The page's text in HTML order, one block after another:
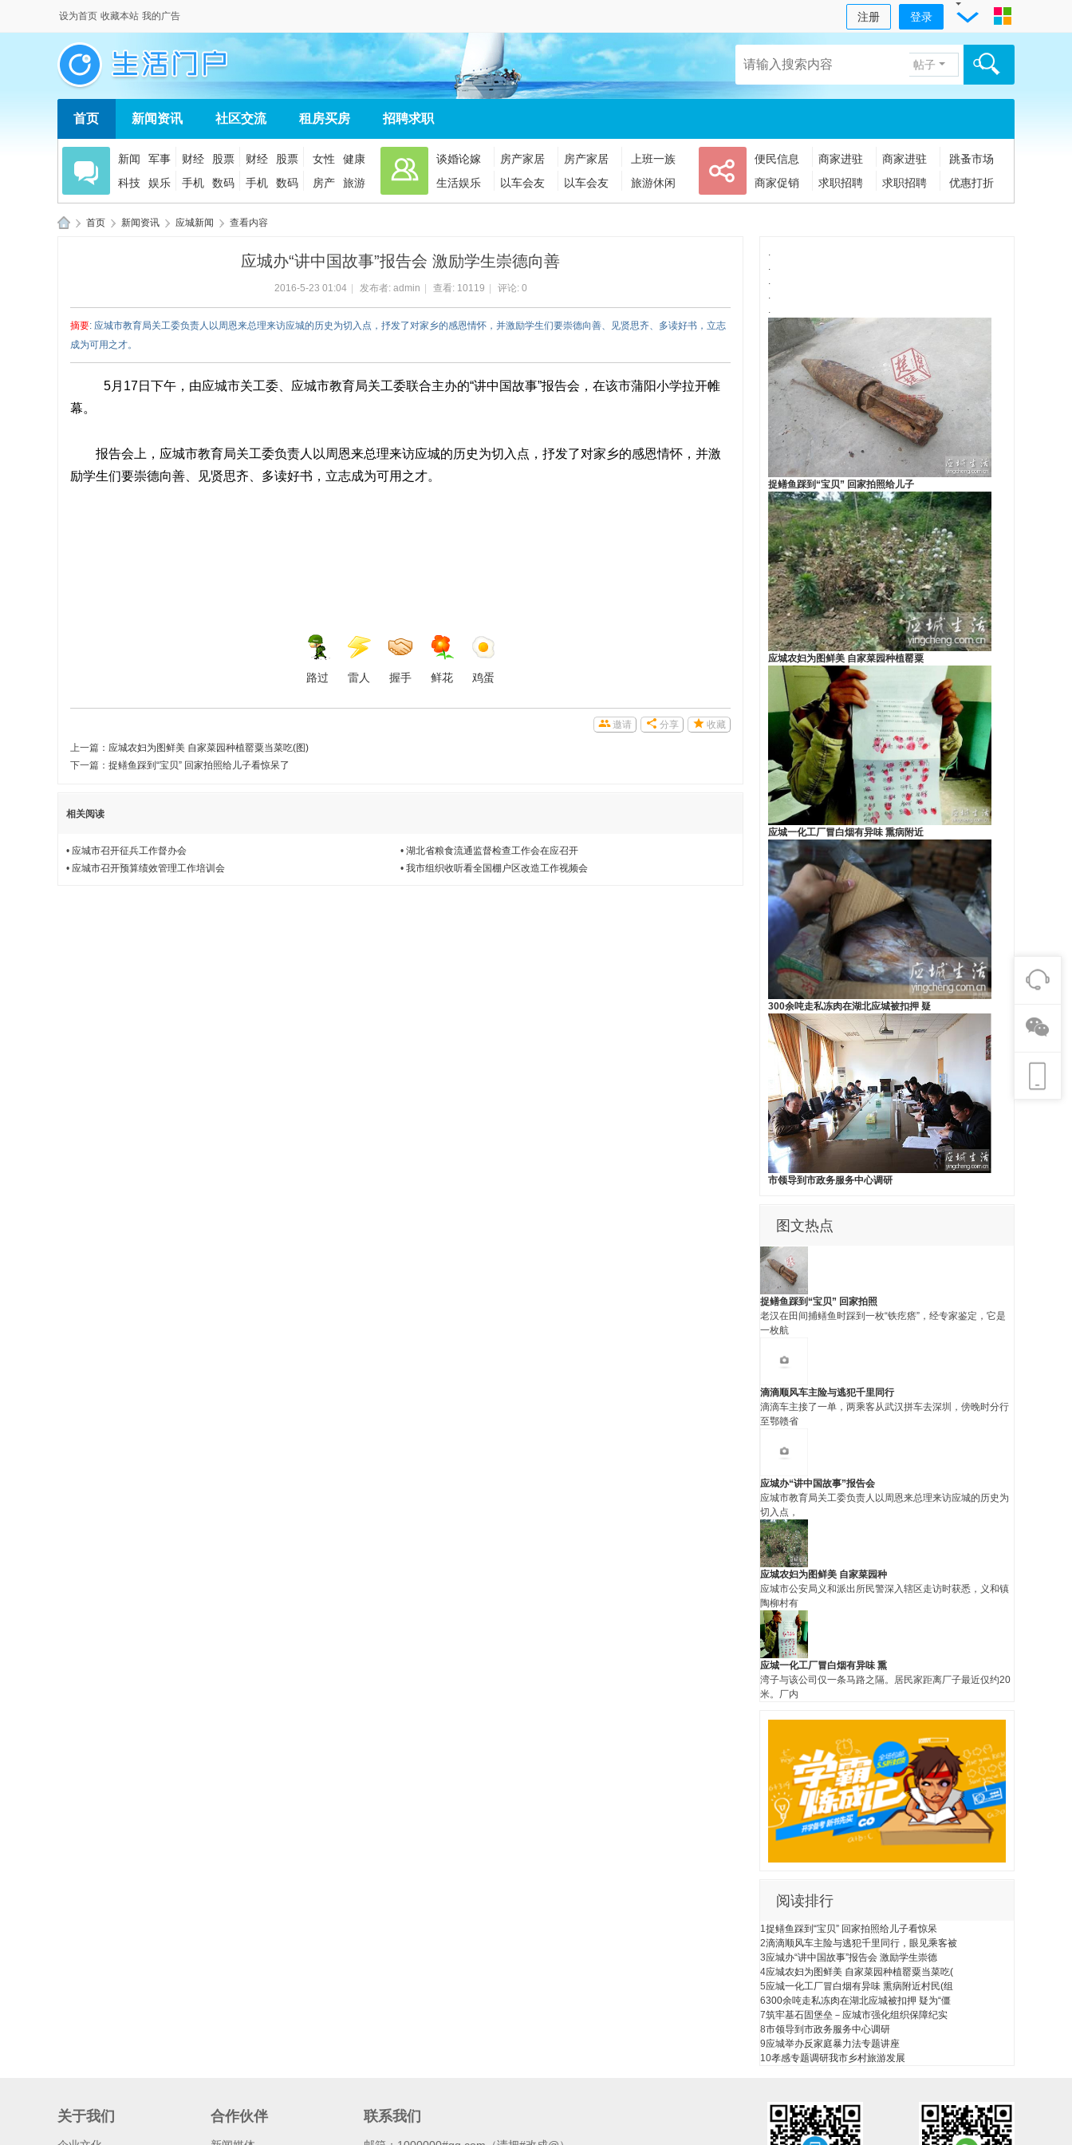
设为首页 收藏本站 我的广告 注册 登录
帖子
首页 新闻资讯 社区交流 租房买房 招聘求职
新闻 军事 财经 股票 财经 股票 女性
健康
科技
娱乐 手机 数码 手机 数码 房产 旅游
谈婚论嫁 房产家居 房产家居
上班一族
生活娱乐
以车会友 以车会友 旅游休闲
便民信息 商家进驻 商家进驻
跳蚤市场
商家促销
求职招聘 求职招聘 优惠打折
› 首页 › 新闻资讯 › 应城新闻 › 查看内容
应城办“讲中国故事”报告会 激励学生崇德向善
2016-5-23 01:04 发布者: admin 查看: 10119 评论: 0
摘要: 应城市教育局关工委负责人以周恩来总理来访应城的历史为切入点，抒发了对家乡的感恩情怀，并激励学生们要崇德向善、见贤思齐、多读好书，立志
成为可用之才。
5月17日下午，由应城市关工委、应城市教育局关工委联合主办的“讲中国故事”报告会，在该市蒲阳小学拉开帷
幕。
报告会上，应城市教育局关工委负责人以周恩来总理来访应城的历史为切入点，抒发了对家乡的感恩情怀，并激
励学生们要崇德向善、见贤思齐、多读好书，立志成为可用之才。
路过 雷人 握手 鲜花 鸡蛋
收藏
分享
邀请
上一篇： 应城农妇为图鲜美 自家菜园种植罂粟当菜吃(图)
下一篇： 捉鳝鱼踩到“宝贝” 回家拍照给儿子看惊呆了
相关阅读
• 应城市召开征兵工作督办会 • 湖北省粮食流通监督检查工作会在应召开
• 应城市召开预算绩效管理工作培训会 • 我市组织收听看全国棚户区改造工作视频会
.
.
.
.
.
捉鳝鱼踩到“宝贝” 回家拍照给儿子
应城农妇为图鲜美 自家菜园种植罂粟
应城一化工厂冒白烟有异味 熏病附近
300余吨走私冻肉在湖北应城被扣押 疑
市领导到市政务服务中心调研
图 文热点
捉鳝鱼踩到“宝贝” 回家拍照
老汉在田间捕鳝鱼时踩到一枚“铁疙瘩”，经专家鉴定，它是
一枚航
滴滴顺风车主险与逃犯千里同行
滴滴车主接了一单，两乘客从武汉拼车去深圳，傍晚时分行
至鄂赣省
应城办“讲中国故事”报告会
应城市教育局关工委负责人以周恩来总理来访应城的历史为
切入点，
应城农妇为图鲜美 自家菜园种
应城市公安局义和派出所民警深入辖区走访时获悉，义和镇
陶柳村有
应城一化工厂冒白烟有异味 熏
湾子与该公司仅一条马路之隔。居民家距离厂子最近仅约20
米。厂内
阅读排行
1 捉鳝鱼踩到“宝贝” 回家拍照给儿子看惊呆
2滴滴顺风车主险与逃犯千里同行，眼见乘客被
3应城办“讲中国故事”报告会 激励学生崇德
4应城农妇为图鲜美 自家菜园种植罂粟当菜吃(
5应城一化工厂冒白烟有异味 熏病附近村民(组
6300余吨走私冻肉在湖北应城被扣押 疑为“僵
7筑牢基石固堡垒－应城市强化组织保障纪实
8市领导到市政务服务中心调研
9应城举办反家庭暴力法专题讲座
10孝感专题调研我市乡村旅游发展
关于我们 合作伙伴 联系我们